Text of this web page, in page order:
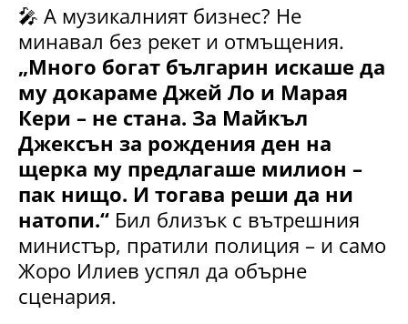
🎤 А музикалният бизнес? Не
минавал без рекет и отмъщения.
„Много богат българин искаше да
му докараме Джей Ло и Марая
Кери – не стана. За Майкъл
Джексън за рождения ден на
щерка му предлагаше милион –
пак нищо. И тогава реши да ни
натопи.“ Бил близък с вътрешния
министър, пратили полиция – и само
Жоро Илиев успял да обърне
сценария.